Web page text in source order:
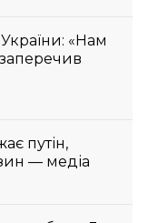
«Нам
путін,
— медіа